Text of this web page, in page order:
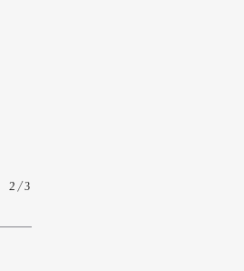
2/3